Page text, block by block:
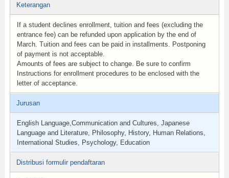
Keterangan
If a student declines enrollment, tuition and fees (excluding the
entrance fee) can be refunded upon application by the end of
March. Tuition and fees can be paid in installments. Postponing
of payment is not acceptable.
Amounts of fees are subject to change. Be sure to confirm
Instructions for enrollment procedures to be enclosed with the
letter of acceptance.
Jurusan
English Language,Communication and Cultures, Japanese
Language and Literature, Philosophy, History, Human Relations,
International Studies, Psychology, Education
Distribusi formulir pendaftaran